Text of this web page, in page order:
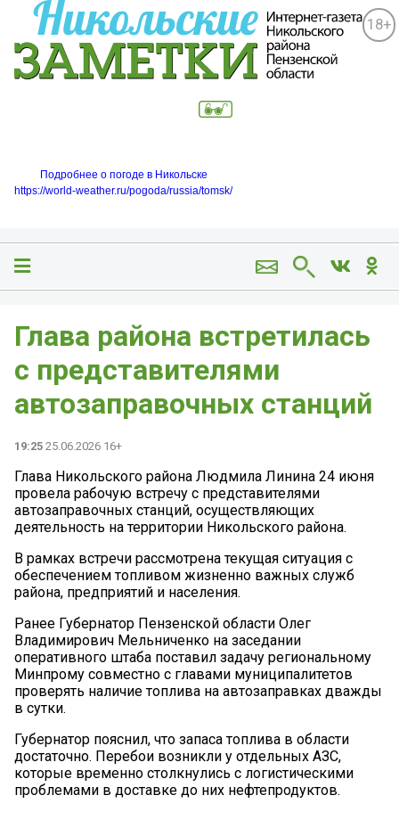
18+
Подробнее о погоде в Никольске
https://world-weather.ru/pogoda/russia/tomsk/
Глава района встретилась
с представителями
автозаправочных станций
19:25 25.06.2026 16+
Глава Никольского района Людмила Линина 24 июня
провела рабочую встречу с представителями
автозаправочных станций, осуществляющих
деятельность на территории Никольского района.
В рамках встречи рассмотрена текущая ситуация с
обеспечением топливом жизненно важных служб
района, предприятий и населения.
Ранее Губернатор Пензенской области Олег
Владимирович Мельниченко на заседании
оперативного штаба поставил задачу региональному
Минпрому совместно с главами муниципалитетов
проверять наличие топлива на автозаправках дважды
в сутки.
Губернатор пояснил, что запаса топлива в области
достаточно. Перебои возникли у отдельных АЗС,
которые временно столкнулись с логистическими
проблемами в доставке до них нефтепродуктов.